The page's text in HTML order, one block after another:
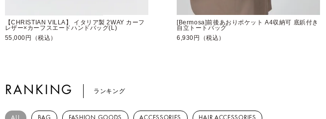
【CHRISTIAN VILLA】 イタリア製 2WAY カーフ
レザー×カーフスエードハンドバッグ(L)
55,000円（税込）
[Bermosa]前後あおりポケット A4収納可 底鋲付き
自立トートバッグ
6,930円（税込）
RANKING ランキング